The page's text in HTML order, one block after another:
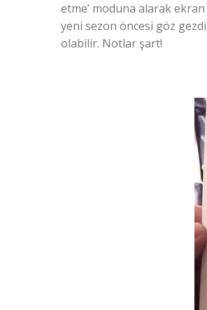
etme’ moduna alarak
yeni sezon öncesi göz
olabilir. Notlar şart!